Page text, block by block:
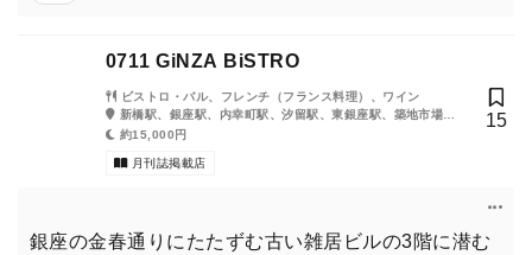
ってくれたのはSnow Man（スノーマン）の向井康二さん。
銀座は「土地勘もあって身近な場所」だそうで、銀座６丁目で”大
人の男の洗練されたホテル使い”をテーマにシューティング。
してくれた、今の胸の内とは――。
0711 GiNZA BiSTRO
ビストロ・バル、フレンチ（フランス料理）、ワイン
新橋駅、銀座駅、内幸町駅、汐留駅、東銀座駅、築地市場
駅、日比谷駅
約15,000円
月刊誌掲載店
15
銀座の金春通りにたたずむ古い雑居ビルの3階に潜む